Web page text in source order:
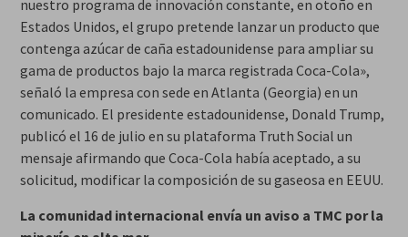
nuestro programa de innovación constante, en otoño en
Estados Unidos, el grupo pretende lanzar un producto que
contenga azúcar de caña estadounidense para ampliar su
gama de productos bajo la marca registrada Coca-Cola»,
señaló la empresa con sede en Atlanta (Georgia) en un
comunicado. El presidente estadounidense, Donald Trump,
publicó el 16 de julio en su plataforma Truth Social un
mensaje afirmando que Coca-Cola había aceptado, a su
solicitud, modificar la composición de su gaseosa en EEUU.
La comunidad internacional envía un aviso a TMC por la